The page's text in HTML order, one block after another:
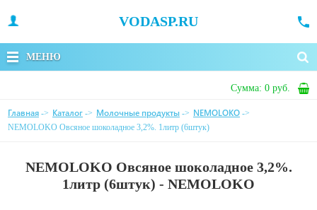
VODASP.RU
МЕНЮ
Сумма: 0 руб.
Главная -> Каталог -> Молочные продукты -> NEMOLOKO ->
NEMOLOKO Овсяное шоколадное 3,2%. 1литр (6штук)
NEMOLOKO Овсяное шоколадное 3,2%.
1литр (6штук) - NEMOLOKO